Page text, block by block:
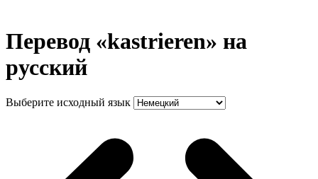
Перевод «kastrieren» на
русский
Выберите исходный язык